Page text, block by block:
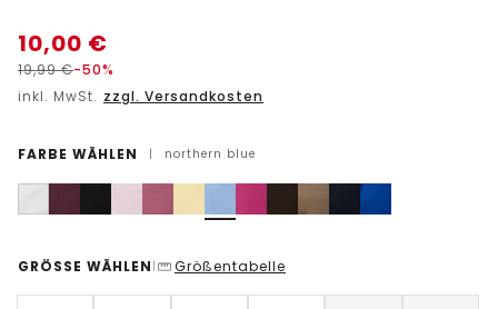
10,00 €
19,99€-50%
inkl. MwSt. zzgl. Versandkosten
FARBE WÄHLEN | northern blue
GRÖSSE WÄHLEN | Größentabelle